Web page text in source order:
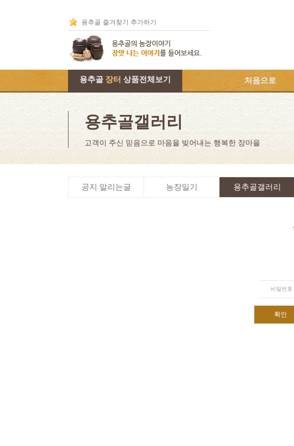
용추골 즐겨찾기 추가하기
용추골 장터 상품전체보기 처음으로
용추골갤러리
고객이 주신 믿음으로 마음을 빚어내는 행복한 장마을
공지 알리는글 농장일기 용추골갤러리
비밀번호
확인